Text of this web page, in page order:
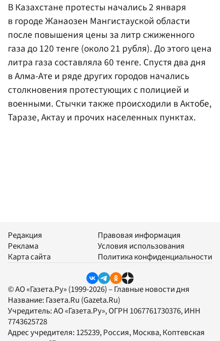
В Казахстане протесты начались 2 января
в городе Жанаозен Мангистауской области
после повышения цены за литр сжиженного
газа до 120 тенге (около 21 рубля). До этого цена
литра газа составляла 60 тенге. Спустя два дня
в Алма-Ате и ряде других городов начались
столкновения протестующих с полицией и
военными. Стычки также происходили в Актобе,
Таразе, Актау и прочих населенных пунктах.
Редакция
Реклама
Карта сайта
Правовая информация
Условия использования
Политика конфиденциальности
© АО «Газета.Ру» (1999-2026) – Главные новости дня
Название: Газета.Ru (Gazeta.Ru)
Учредитель:АО «Газета.Ру», ОГРН 1067761730376, ИНН
7743625728
Адрес учредителя: 125239, Россия, Москва, Коптевская